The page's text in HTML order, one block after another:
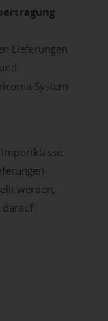
Lieferungen
System
werden,
darauf